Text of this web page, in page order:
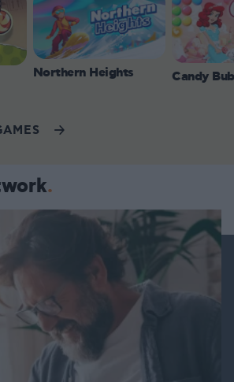
Northern Heights Candy